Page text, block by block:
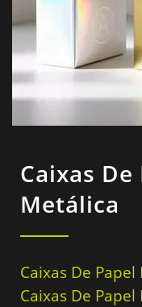
Caixas De
Metálica
Caixas De
Caixas De